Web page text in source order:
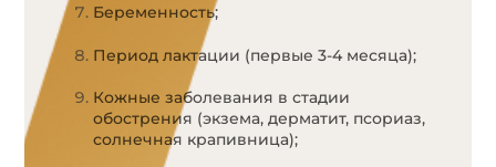
Беременность;
Период лактации (первые 3-4 месяца);
Кожные заболевания в стадии
обострения (экзема, дерматит, псориаз,
солнечная крапивница);